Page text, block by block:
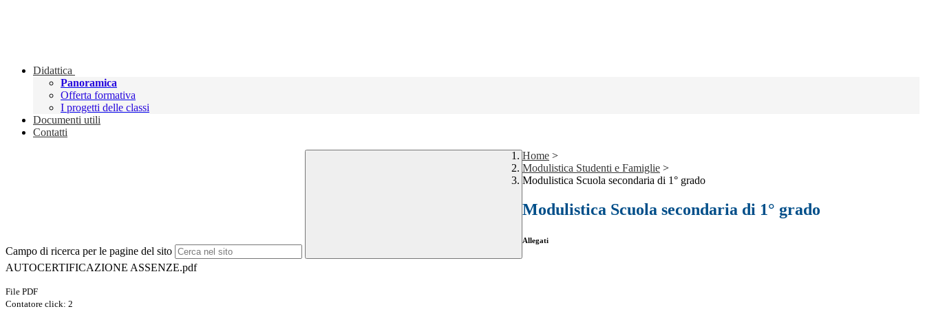
Didattica
Panoramica
Offerta formativa
I progetti delle classi
Documenti utili
Contatti
Campo di ricerca per le pagine del sito
Home >
Modulistica Studenti e Famiglie >
Modulistica Scuola secondaria di 1° grado
Modulistica Scuola secondaria di 1° grado
Allegati
AUTOCERTIFICAZIONE ASSENZE.pdf
File PDF
Contatore click: 2